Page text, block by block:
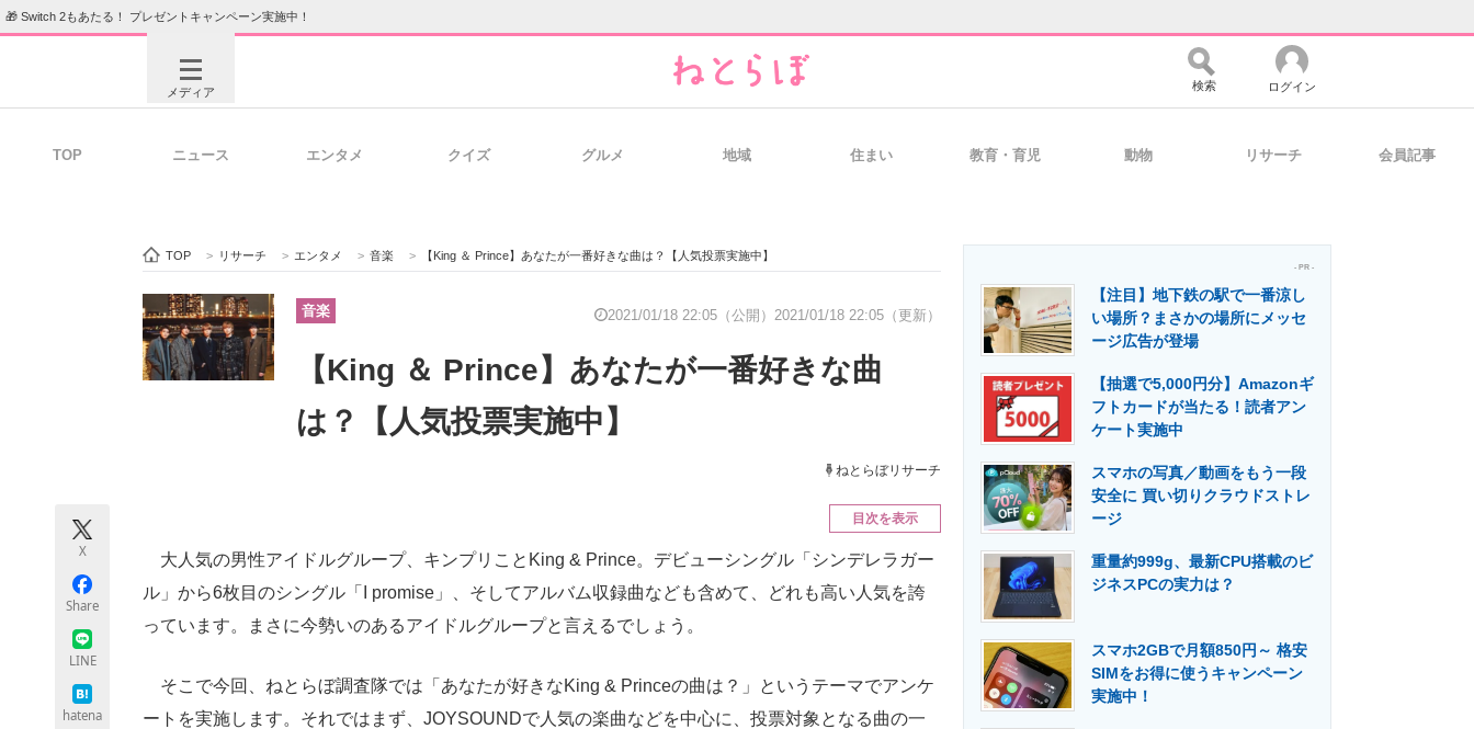
🎁 Switch 2もあたる！ プレゼントキャンペーン実施中！
メディア
ビジネスと働き方のヒント 経営リーダーのコミュニティ マーケ×ITの今がよく分かる
企業向けIT製品の総合サイト 製造業のIT導入・活用を支援
エネルギーの専門メディア 建設×テクノロジーの最前線
検索 ログイン
TOP ニュース エンタメ クイズ グルメ 地域 住まい 教育・育児 動物 リサーチ 会員記事
TOP > リサーチ > エンタメ > 音楽 > 【King ＆ Prince】あなたが一番好きな曲は？【人気投票実施中】
音楽 2021/01/18 22:05（公開） 2021/01/18 22:05（更新）
【King ＆ Prince】あなたが一番好きな曲
は？【人気投票実施中】
ねとらぼリサーチ
X
Share
LINE
hatena
目次を表示
大人気の男性アイドルグループ、キンプリことKing & Prince。デビューシングル「シンデレラガー
ル」から6枚目のシングル「I promise」、そしてアルバム収録曲なども含めて、どれも高い人気を誇
っています。まさに今勢いのあるアイドルグループと言えるでしょう。
そこで今回、ねとらぼ調査隊では「あなたが好きなKing & Princeの曲は？」というテーマでアンケ
ートを実施します。それではまず、JOYSOUNDで人気の楽曲などを中心に、投票対象となる曲の一
- PR -
【注目】地下鉄の駅で一番涼し
い場所？まさかの場所にメッセ
ージ広告が登場
【抽選で5,000円分】Amazonギ
フトカードが当たる！読者アン
ケート実施中
スマホの写真／動画をもう一段
安全に 買い切りクラウドストレ
ージ
重量約999g、最新CPU搭載のビ
ジネスPCの実力は？
スマホ2GBで月額850円～ 格安
SIMをお得に使うキャンペーン
実施中！